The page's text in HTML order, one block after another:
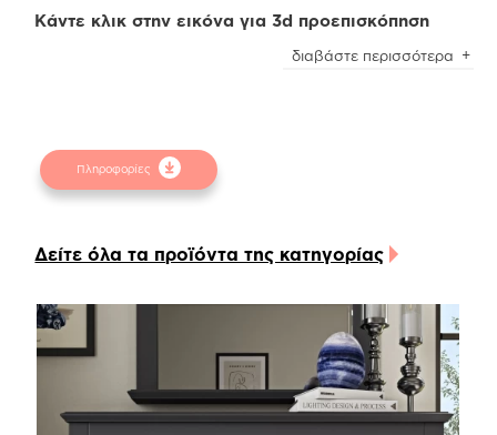
Κάντε κλικ στην εικόνα για 3d προεπισκόπηση
Επίσης, υπάρχει η δυνατότητα επιλογής του
όψη παλαίωσης.
Το κομοδίνο Isavella διαθέτει δύο συρτάρια
beige χρώμα. Οι μηχανισμοί των συρταριών είναι
εύκολα να τοποθετηθούν μηχανισμοί soft close
για αθόρυβη λειτουργία.
Μπορείτε επίσης να αναβαθμίσετε άμεσα το
αγαπημένο σας προϊόν προσθέτοντας τον
προτεινόμενο usb charger, για γρήγορη και
διαβάστε περισσότερα
Πληροφορίες
Δείτε όλα τα προϊόντα της κατηγορίας